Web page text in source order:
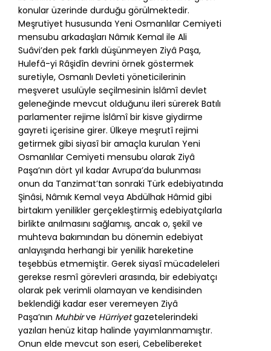
konular üzerinde durduğu görülmektedir.
Meşrutiyet hususunda Yeni Osmanlılar Cemiyeti
mensubu arkadaşları Nâmık Kemal ile Ali
Suâvi’den pek farklı düşünmeyen Ziyâ Paşa,
Hulefâ-yi Râşidîn devrini örnek göstermek
suretiyle, Osmanlı Devleti yöneticilerinin
meşveret usulüyle seçilmesinin İslâmî devlet
geleneğinde mevcut olduğunu ileri sürerek Batılı
parlamenter rejime İslâmî bir kisve giydirme
gayreti içerisine girer. Ülkeye meşrutî rejimi
getirmek gibi siyasî bir amaçla kurulan Yeni
Osmanlılar Cemiyeti mensubu olarak Ziyâ
Paşa’nın dört yıl kadar Avrupa’da bulunması
onun da Tanzimat’tan sonraki Türk edebiyatında
Şinâsi, Nâmık Kemal veya Abdülhak Hâmid gibi
birtakım yenilikler gerçekleştirmiş edebiyatçılarla
birlikte anılmasını sağlamış, ancak o, şekil ve
muhteva bakımından bu dönemin edebiyat
anlayışında herhangi bir yenilik hareketine
teşebbüs etmemiştir. Gerek siyasî mücadeleleri
gerekse resmî görevleri arasında, bir edebiyatçı
olarak pek verimli olamayan ve kendisinden
beklendiği kadar eser veremeyen Ziyâ
Paşa’nın Muhbirve Hürriyetgazetelerindeki
yazıları henüz kitap halinde yayımlanmamıştır.
Onun elde mevcut son eseri, Cebelibereket